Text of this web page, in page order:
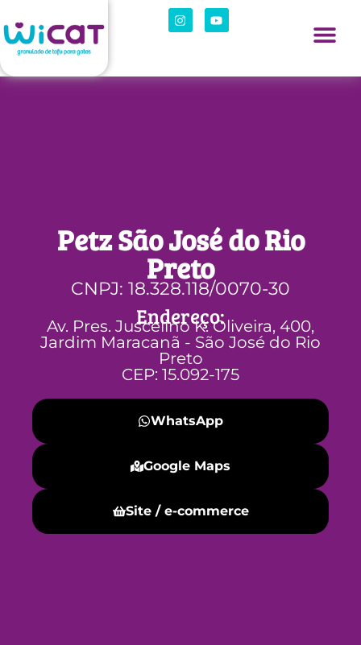
Petz São José do Rio
Preto
CNPJ: 18.328.118/0070-30
Endereço:
Av. Pres. Juscelino K. Oliveira, 400,
Jardim Maracanã - São José do Rio
Preto
CEP: 15.092-175
WhatsApp
Google Maps
Site / e-commerce